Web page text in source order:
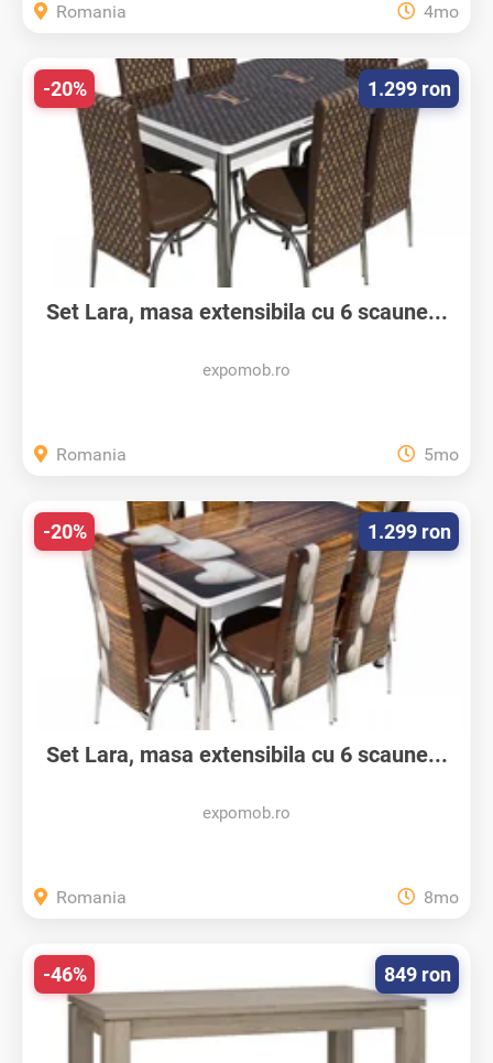
Romania 4mo
Set Lara, masa extensibila cu 6 scaune...
expomob.ro
1.299 ron
-20%
Romania 5mo
Set Lara, masa extensibila cu 6 scaune...
expomob.ro
1.299 ron
-20%
Romania 8mo
849 ron
-46%